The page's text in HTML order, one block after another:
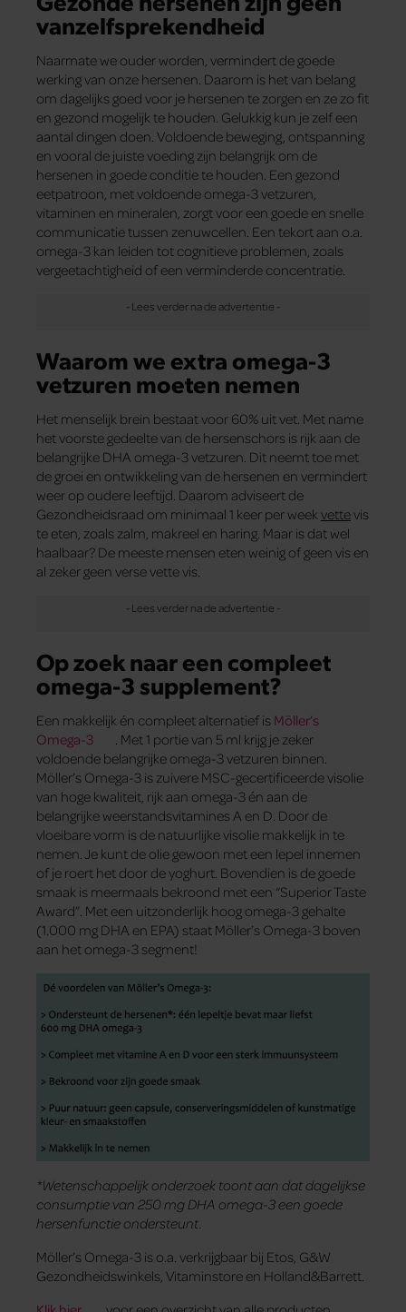
vanzelfsprekendheid
Naarmate we ouder worden, vermindert de goede
werking van onze hersenen. Daarom is het van belang
om dagelijks goed voor je hersenen te zorgen en ze zo fit
en gezond mogelijk te houden. Gelukkig kun je zelf een
aantal dingen doen. Voldoende beweging, ontspanning
en vooral de juiste voeding zijn belangrijk om de
hersenen in goede conditie te houden. Een gezond
eetpatroon, met voldoende omega-3 vetzuren,
vitaminen en mineralen, zorgt voor een goede en snelle
communicatie tussen zenuwcellen. Een tekort aan o.a.
omega-3 kan leiden tot cognitieve problemen, zoals
vergeetachtigheid of een verminderde concentratie.
Waarom we extra omega-3
vetzuren moeten nemen
Het menselijk brein bestaat voor 60% uit vet. Met name
het voorste gedeelte van de hersenschors is rijk aan de
belangrijke DHA omega-3 vetzuren. Dit neemt toe met
de groei en ontwikkeling van de hersenen en vermindert
weer op oudere leeftijd. Daarom adviseert de
Gezondheidsraad om minimaal 1 keer per week vettevis
te eten, zoals zalm, makreel en haring. Maar is dat wel
haalbaar? De meeste mensen eten weinig of geen vis en
al zeker geen verse vette vis.
Op zoek naar een compleet
omega-3 supplement?
Een makkelijk én compleet alternatief is Möller’s
Omega-3
. Met 1 portie van 5 ml krijg je zeker
voldoende belangrijke omega-3 vetzuren binnen.
Möller’s Omega-3 is zuivere MSC-gecertificeerde visolie
van hoge kwaliteit, rijk aan omega-3 én aan de
belangrijke weerstandsvitamines A en D. Door de
vloeibare vorm is de natuurlijke visolie makkelijk in te
nemen. Je kunt de olie gewoon met een lepel innemen
of je roert het door de yoghurt. Bovendien is de goede
smaak is meermaals bekroond met een “Superior Taste
Award”. Met een uitzonderlijk hoog omega-3 gehalte
(1.000 mg DHA en EPA) staat Möller’s Omega-3 boven
aan het omega-3 segment!
*Wetenschappelijk onderzoek toont aan dat dagelijkse
consumptie van 250 mg DHA omega-3 een goede
hersenfunctie ondersteunt.
Möller’s Omega-3 is o.a. verkrijgbaar bij Etos, G&W
Gezondheidswinkels, Vitaminstore en Holland&Barrett.